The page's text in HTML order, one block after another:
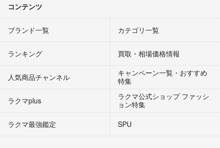
コンテンツ
ブランド一覧 カテゴリ一覧
ランキング 買取・相場価格情報
人気商品チャンネル
キャンペーン一覧・おすすめ
特集
ラクマplus
ラクマ公式ショップ ファッシ
ョン特集
ラクマ最強鑑定
SPU